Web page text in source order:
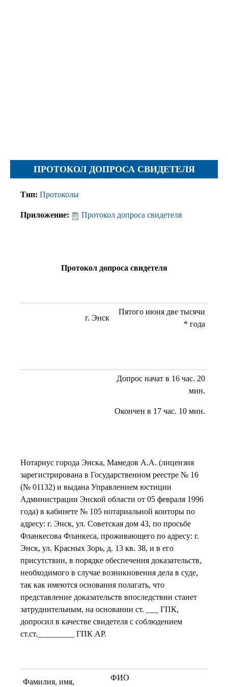
Представление
ПРОТОКОЛ ДОПРОСА СВИДЕТЕЛЯ
Тип: Протоколы
Приложение: Протокол допроса свидетеля
Протокол допроса свидетеля
г. Энск
Пятого июня две тысячи
* года
Допрос начат в 16 час. 20
мин.
Окончен в 17 час. 10 мин.
Нотариус города Энска, Мамедов А.А. (лицензия
зарегистрирована в Государственном реестре № 16
(№ 01132) и выдана Управлением юстиции
Администрации Энской области от 05 февраля 1996
года) в кабинете № 105 нотариальной конторы по
адресу: г. Энск, ул. Советская дом 43, по просьбе
Фланкесова Фланкеса, проживающего по адресу: г.
Энск, ул. Красных Зорь, д. 13 кв. 38, и в его
присутствии, в порядке обеспечения доказательств,
необходимого в случае возникновения дела в суде,
так как имеются основания полагать, что
представление доказательств впоследствии станет
затруднительным, на основании ст. ___ ГПК,
допросил в качестве свидетеля с соблюдением
ст.ст._________ ГПК АР.
Фамилия, имя,
ФИО